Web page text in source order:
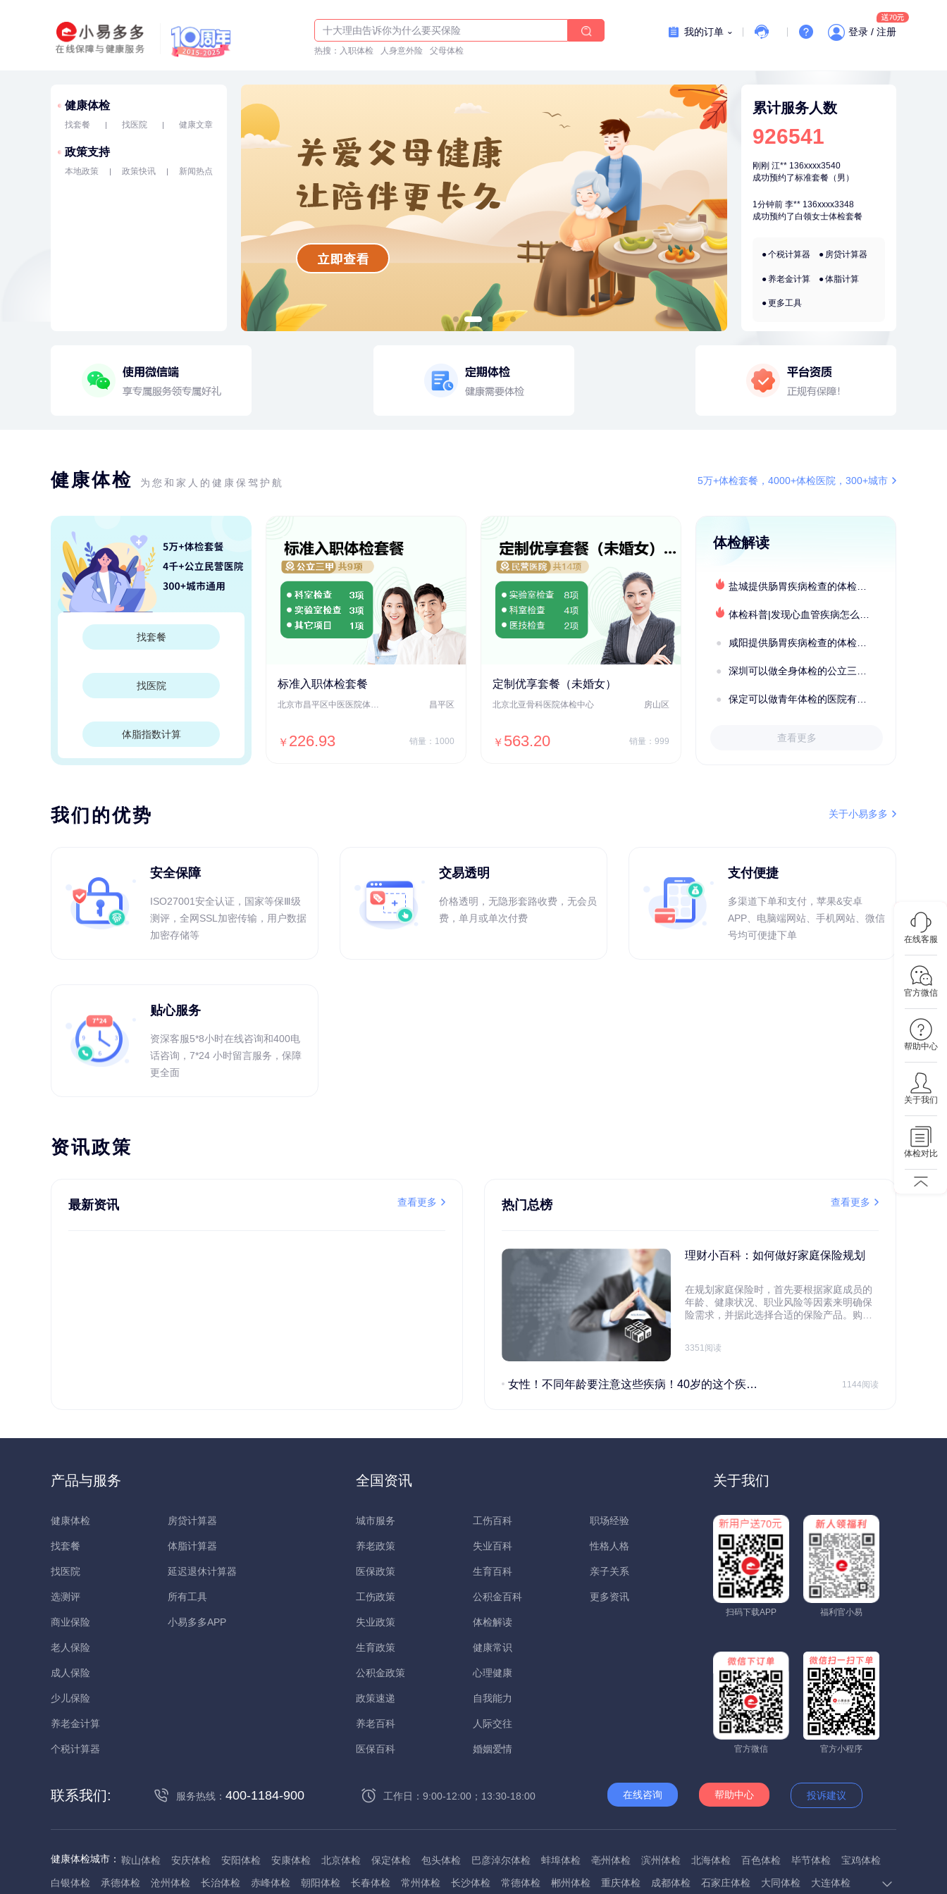
十大理由告诉你为什么要买保险
入职体检在线预约
热搜： 入职体检 人身意外险 父母体检
我的订单 登录 / 注册
健康体检
找套餐 找医院 健康文章
政策支持
本地政策 政策快讯 新闻热点
累计服务人数
926541
购买了五常稻花香2号大米
购买了固本堂阿胶糕传统口味400g
刚刚 江** 136xxxx3540
成功预约了标准套餐（男）
刚刚 江** 136xxxx3540
成功预约了标准套餐（男）
1分钟前 李** 136xxxx3348
成功预约了白领女士体检套餐
购买了汤臣倍健水飞蓟葛根丹参片
2分钟前 姜** 147xxxx9029
成功预约了心脑血管强化体检套餐
成功预约了尊享版孕前套餐（女）
毛** 138xxxx7616
6分钟前 陈** 137xxxx2272
成功预约了精英体检套餐
7分钟前 肖** 153xxxx7553
刚刚 陆** 157xxxx7083
购买了固本堂阿胶糕传统口味400g
个税计算器 房贷计算器
养老金计算 体脂计算
更多工具
健康体检 为您和家人的健康保驾护航 5万+体检套餐，4000+体检医院，300+城市
找套餐
找医院
体脂指数计算
标准入职体检套餐
北京市昌平区中医医院体检中心 昌平区
￥ 226.93 销量：1000
定制优享套餐（未婚女）
北京北亚骨科医院体检中心 房山区
￥ 563.20 销量：999
秦皇岛市第一医院体检中心 北戴河区
体检解读
盐城提供肠胃疾病检查的体检套餐有哪些？体检机构有哪些选择？如何预约？
体检科普|发现心血管疾病怎么办？
咸阳提供肠胃疾病检查的体检套餐有哪些？体检机构有哪些选择？如何预约？
深圳可以做全身体检的公立三甲医院及体检套餐汇总
保定可以做青年体检的医院有哪些？有哪些套餐可以选择？
查看更多
我们的优势 关于小易多多
安全保障
ISO27001安全认证，国家等保Ⅲ级
测评，全网SSL加密传输，用户数据
加密存储等
交易透明
价格透明，无隐形套路收费，无会员
费，单月或单次付费
支付便捷
多渠道下单和支付，苹果&安卓
APP、电脑端网站、手机网站、微信
号均可便捷下单
贴心服务
资深客服5*8小时在线咨询和400电
话咨询，7*24 小时留言服务，保障
更全面
资讯政策
最新资讯 查看更多 热门总榜 查看更多
理财小百科：如何做好家庭保险规划
在规划家庭保险时，首先要根据家庭成员的
年龄、健康状况、职业风险等因素来明确保
险需求，并据此选择合适的保险产品。购买
规划家庭财务预算，确保保险费用不会对家
要经济支柱投保。
3351阅读
女性！不同年龄要注意这些疾病！40岁的这个疾病最需要注意！ 1144阅读
产品与服务
健康体检
找套餐
找医院
选测评
商业保险
老人保险
成人保险
少儿保险
养老金计算
个税计算器
房贷计算器
体脂计算器
延迟退休计算器
所有工具
小易多多APP
全国资讯
城市服务
养老政策
医保政策
工伤政策
失业政策
生育政策
公积金政策
政策速递
养老百科
医保百科
工伤百科
失业百科
生育百科
公积金百科
体检解读
健康常识
心理健康
自我能力
人际交往
婚姻爱情
职场经验
性格人格
亲子关系
更多资讯
关于我们
扫码下载APP 福利官小易
官方微信 官方小程序
联系我们: 服务热线： 400-1184-900 工作日：9:00-12:00；13:30-18:00 在线咨询 帮助中心 投诉建议
健康体检城市： 鞍山体检 安庆体检 安阳体检 安康体检 北京体检 保定体检 包头体检 巴彦淖尔体检 蚌埠体检 亳州体检 滨州体检 北海体检 百色体检 毕节体检
宝鸡体检
白银体检
承德体检 沧州体检 长治体检 赤峰体检 朝阳体检 长春体检 常州体检 长沙体检 常德体检 郴州体检 重庆体检 成都体检 石家庄体检 大同体检 大连体检
在线客服
官方微信
帮助中心
关于我们
体检对比